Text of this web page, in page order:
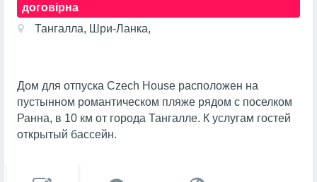
договірна
Тангалла, Шри-Ланка,
Дом для отпуска Czech House расположен на
пустынном романтическом пляже рядом с поселком
Ранна, в 10 км от города Тангалле. К услугам гостей
открытый бассейн.